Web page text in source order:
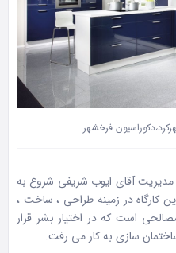
فرخشهر
چکاد در سال ۱۳۸۸ و با مدیریت آقای ایوب شریفی شروع به
کارگاه در زمینه طراحی ، ساخت ،
است که در اختیار بشر قرار
سازی به کار می رفت.